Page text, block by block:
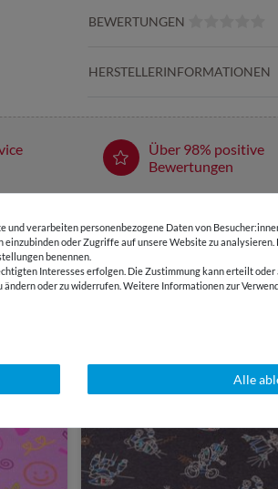
BEWERTUNGEN
HERSTELLERINFORMATIONEN
Über 98% positive
Bewertungen
-35 %
verarbeiten personenbezogene Daten von
oder Zugriffe auf unsere Website zu
benennen.
Interesses erfolgen. Die Zustimmung kann erteilt oder
oder zu widerrufen. Weitere Informationen zur
Alle